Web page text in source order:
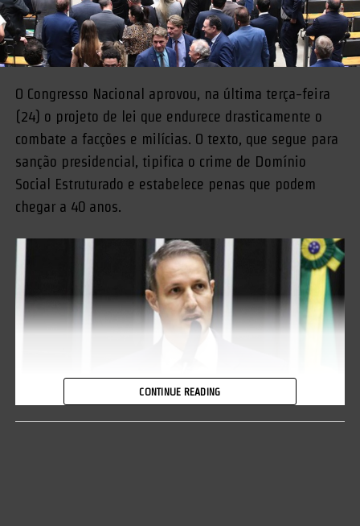
O Congresso Nacional aprovou, na última terça-feira
(24) o projeto de lei que endurece drasticamente o
combate a facções e milícias. O texto, que segue para
sanção presidencial, tipifica o crime de Domínio
Social Estruturado e estabelece penas que podem
chegar a 40 anos.
CONTINUE READING